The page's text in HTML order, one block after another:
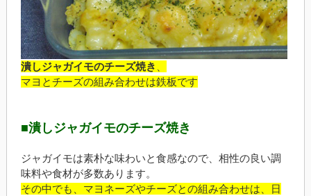
潰しジャガイモのチーズ焼き
マヨとチーズの組み合わせは鉄板です
■潰しジャガイモのチーズ焼き
ジャガイモは素朴な味わいと食感なので、相性の良い調
味料や食材が多数あります。
その中でも、マヨネーズやチーズとの組み合わせは、日